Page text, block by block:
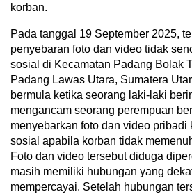
korban.
Pada tanggal 19 September 2025,
penyebaran foto dan video tidak
sosial di Kecamatan Padang Bolak
Padang Lawas Utara, Sumatera
bermula ketika seorang laki-laki
mengancam seorang perempuan
menyebarkan foto dan video pribadi
sosial apabila korban tidak
Foto dan video tersebut diduga
masih memiliki hubungan yang
mempercayai. Setelah hubungan